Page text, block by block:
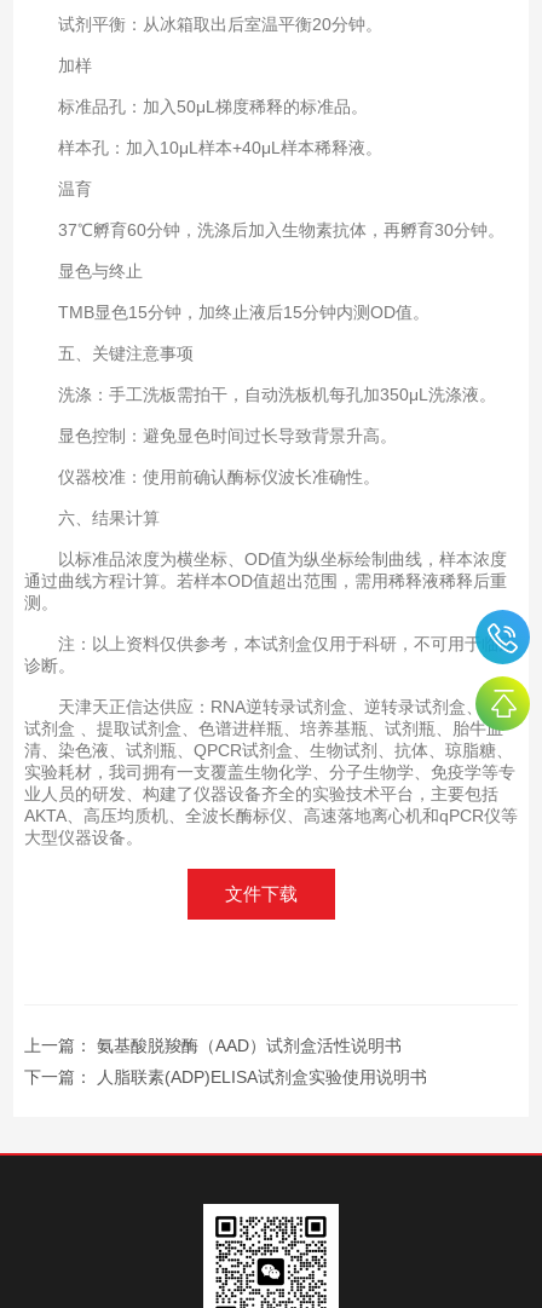
试剂平衡‌：从冰箱取出后室温平衡20分钟。
加样‌
标准品孔‌：加入50μL梯度稀释的标准品。
样本孔‌：加入10μL样本+40μL样本稀释液。
温育‌
37℃孵育60分钟，洗涤后加入生物素抗体，再孵育30分钟。
显色与终止‌
TMB显色15分钟，加终止液后15分钟内测OD值。
五、关键注意事项‌
洗涤‌：手工洗板需拍干，自动洗板机每孔加350μL洗涤液。
显色控制‌：避免显色时间过长导致背景升高。
仪器校准‌：使用前确认酶标仪波长准确性。
六、结果计算‌
以标准品浓度为横坐标、OD值为纵坐标绘制曲线，样本浓度
通过曲线方程计算。若样本OD值超出范围，需用稀释液稀释后重
测。
注：以上资料仅供参考，本试剂盒仅用于科研，不可用于临床
诊断。
天津天正信达供应：RNA逆转录试剂盒、逆转录试剂盒、PCR
试剂盒 、提取试剂盒、色谱进样瓶、培养基瓶、试剂瓶、胎牛血
清、染色液、试剂瓶、QPCR试剂盒、生物试剂、抗体、琼脂糖、
实验耗材，我司拥有一支覆盖生物化学、分子生物学、免疫学等专
业人员的研发、构建了仪器设备齐全的实验技术平台，主要包括
AKTA、高压均质机、全波长酶标仪、高速落地离心机和qPCR仪等
大型仪器设备。
文件下载
上一篇： 氨基酸脱羧酶（AAD）试剂盒活性说明书
下一篇：
人脂联素(ADP)ELISA试剂盒实验使用说明书